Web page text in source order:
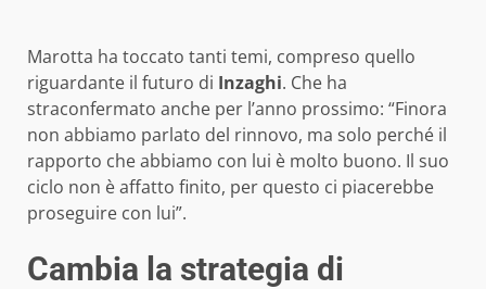
Marotta ha toccato tanti temi, compreso quello
riguardante il futuro di Inzaghi. Che ha
straconfermato anche per l’anno prossimo: “Finora
non abbiamo parlato del rinnovo, ma solo perché il
rapporto che abbiamo con lui è molto buono. Il suo
ciclo non è affatto finito, per questo ci piacerebbe
proseguire con lui”.
Cambia la strategia di